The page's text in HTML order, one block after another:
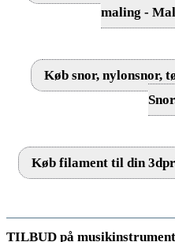
maling -
Køb snor, nylonsnor,
Køb filament til din
TILBUD på